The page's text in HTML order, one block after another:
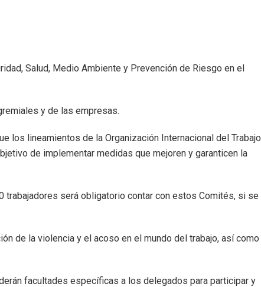
Salud, Medio Ambiente y Prevención de Riesgo en el
y de las empresas.
los lineamientos de la Organización Internacional del Trabajo
de implementar medidas que mejoren y garanticen la
trabajadores será obligatorio contar con estos Comités, si se
de la violencia y el acoso en el mundo del trabajo, así como
facultades específicas a los delegados para participar y